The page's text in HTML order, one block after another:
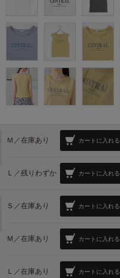
Ｍ／在庫あり カートに入れる
Ｌ／残りわずか カートに入れる
Ｓ／在庫あり カートに入れる
Ｍ／在庫あり カートに入れる
Ｌ／在庫あり カートに入れる